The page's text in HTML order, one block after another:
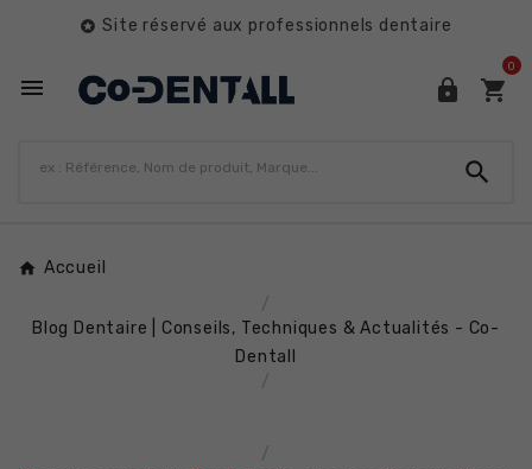
 Site réservé aux professionnels dentaire
  
0

Accueil
Blog Dentaire | Conseils, Techniques & Actualités - Co-
Dentall